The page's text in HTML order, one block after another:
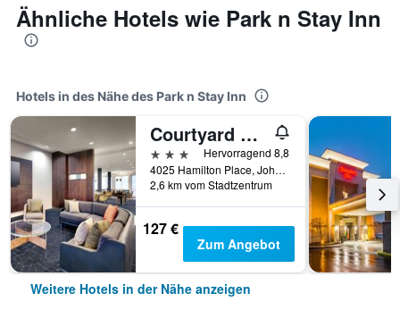
Ähnliche Hotels wie Park n Stay Inn
Hotels in des Nähe des Park n Stay Inn
Courtyard by Marriott Johnson City
3 Sterne
Hervorragend 8,8
4025 Hamilton Place, Johnson City, TN, USA
2,6 km vom Stadtzentrum
127 €
Zum Angebot
Weitere Hotels in der Nähe anzeigen